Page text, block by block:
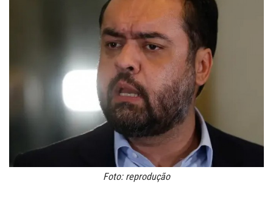
Foto: reprodução